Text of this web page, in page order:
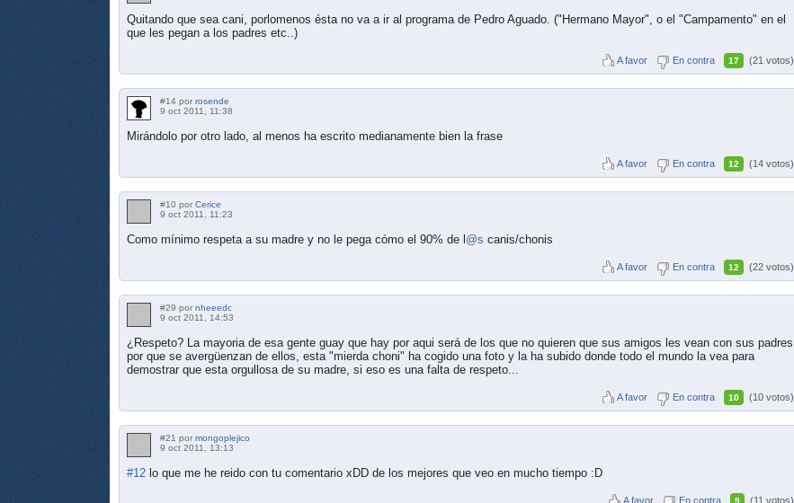
Quitando que sea cani, porlomenos ésta no va a ir al programa de Pedro Aguado. ("Hermano Mayor", o el "Campamento" en el
que les pegan a los padres etc..)
A favor En contra 17 (21 votos)
#14 por rosende
9 oct 2011, 11:38
Mirándolo por otro lado, al menos ha escrito medianamente bien la frase
A favor En contra 12 (14 votos)
#10 por Cerice
9 oct 2011, 11:23
Como mínimo respeta a su madre y no le pega cómo el 90% de l @s canis/chonis
A favor En contra 12 (22 votos)
#29 por nheeedc
9 oct 2011, 14:53
¿Respeto? La mayoria de esa gente guay que hay por aqui será de los que no quieren que sus amigos les vean con sus padres
por que se avergüenzan de ellos, esta "mierda choni" ha cogido una foto y la ha subido donde todo el mundo la vea para
demostrar que esta orgullosa de su madre, si eso es una falta de respeto...
A favor En contra 10 (10 votos)
#21 por mongoplejico
9 oct 2011, 13:13
#12 lo que me he reido con tu comentario xDD de los mejores que veo en mucho tiempo :D
A favor En contra 9 (11 votos)